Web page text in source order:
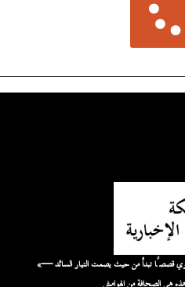
«نحن نُضخّم الأصوات التي لها قيمة، ونروي قصصًا تبدأ من حيث يصمت التيار السائد —